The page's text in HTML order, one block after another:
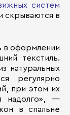
систем
скрываются в
в оформлении
текстиль.
натуральных
регулярно
при этом их
надолго», —
в спальне